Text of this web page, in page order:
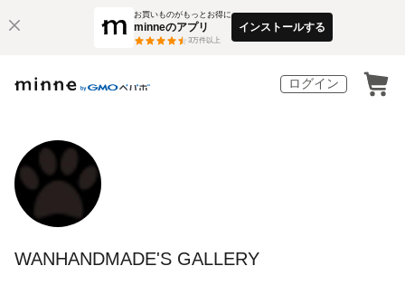
お買いものがもっとお得に
minneのアプリ
3万件以上
インストールする
ログイン
WANHANDMADE'S GALLERY